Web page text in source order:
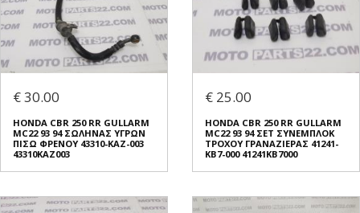
€ 30.00
HONDA CBR 250 RR GULLARM
MC22 93 94 ΣΩΛΗΝΑΣ ΥΓΡΩΝ
ΠΙΣΩ ΦΡΕΝΟΥ 43310-KAZ-003
43310KAZ003
€ 25.00
HONDA CBR 250 RR GULLARM
MC22 93 94 ΣΕΤ ΣΥΝΕΜΠΛΟΚ
ΤΡΟΧΟΥ ΓΡΑΝΑΖΙΕΡΑΣ 41241-
KB7-000 41241KB7000